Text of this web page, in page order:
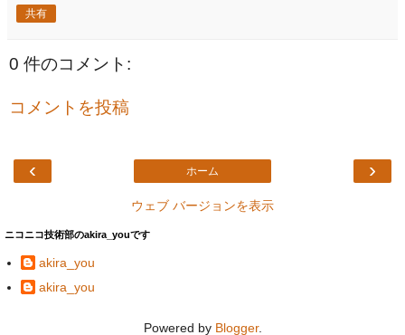
共有
0 件のコメント:
コメントを投稿
‹ ›
ホーム
ウェブ バージョンを表示
ニコニコ技術部のakira_youです
akira_you
akira_you
Powered by Blogger.